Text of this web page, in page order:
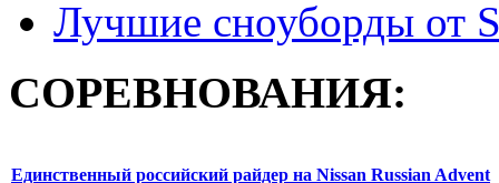
Лучшие сноуборды от
СОРЕВНОВАНИЯ:
Единственный российский райдер на Nissan Russian Advent